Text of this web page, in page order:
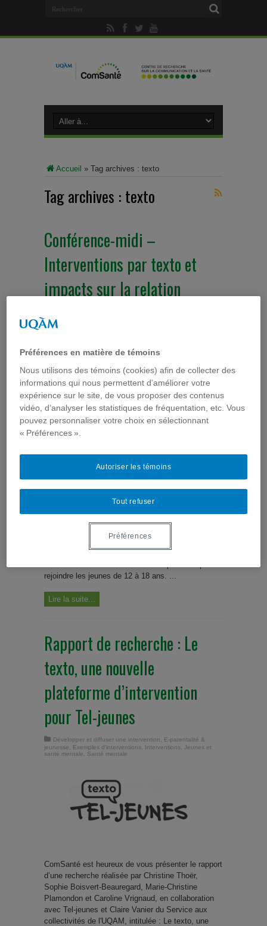
Accueil » Tag archives : texto
Tag archives : texto
Conférence-midi –
Interventions par texto et
impacts sur la relation
intervenant-jeune :
une intervention ,Exemples d'interventions,Interventions,
Jeunes,Séminaires,Télé-santé & Internet santé
rejoindre les jeunes de 12 à 18 ans. ...
Lire la suite...
Rapport de recherche : Le
texto, une nouvelle
plateforme d’intervention
pour Tel-jeunes
Développer et diffuser une intervention
E-parentalité &
jeunesse
Exemples d'interventions Interventions Jeunes et
santé mentale
Santé mentale
ComSanté est heureux de vous présenter le rapport
d’une recherche réalisée par Christine Thoër,
Sophie Boisvert-Beauregard, Marie-Christine
Plamondon et Caroline Vrignaud, en collaboration
avec Tel-jeunes et Claire Vanier du Service aux
collectivités de l'UQAM, intitulée : Le texto, une
Préférences en matière de témoins
Nous utilisons des témoins (cookies) afin de collecter des
informations qui nous permettent d’améliorer votre
expérience sur le site, de vous proposer des contenus
vidéo, d’analyser les statistiques de fréquentation, etc. Vous
pouvez personnaliser votre choix en sélectionnant
« Préférences ».
Tout refuser
Autoriser les témoins
Préférences